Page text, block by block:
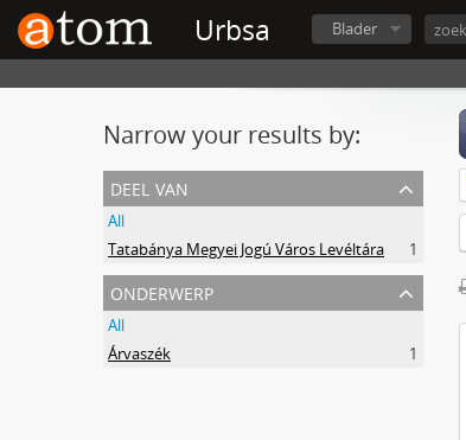
Urbsa Blader
Narrow your results by:
deel van
All
Tatabánya Megyei Jogú Város Levéltára
1
onderwerp
All
Árvaszék
1